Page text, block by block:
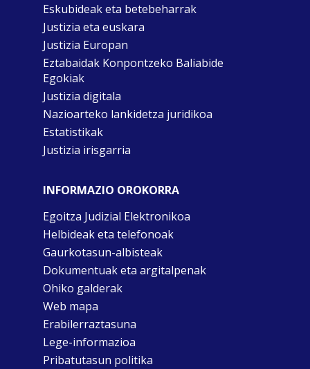
Eskubideak eta betebeharrak
Justizia eta euskara
Justizia Europan
Eztabaidak Konpontzeko Baliabide
Egokiak
Justizia digitala
Nazioarteko lankidetza juridikoa
Estatistikak
Justizia irisgarria
INFORMAZIO OROKORRA
Egoitza Judizial Elektronikoa
Helbideak eta telefonoak
Gaurkotasun-albisteak
Dokumentuak eta argitalpenak
Ohiko galderak
Web mapa
Erabilerraztasuna
Lege-informazioa
Pribatutasun politika